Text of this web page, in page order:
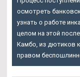
осмотреть
узнать о работе
целом на этой
Камбо, из дютиков
правом